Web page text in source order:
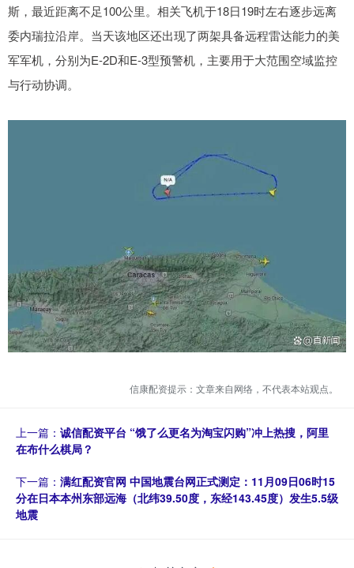
斯，最近距离不足100公里。相关飞机于18日19时左右逐步远离
委内瑞拉沿岸。当天该地区还出现了两架具备远程雷达能力的美
军军机，分别为E-2D和E-3型预警机，主要用于大范围空域监控
与行动协调。
信康配资提示：文章来自网络，不代表本站观点。
上一篇： 诚信配资平台 “饿了么更名为淘宝闪购”冲上热搜，阿里
在布什么棋局？
下一篇： 满红配资官网 中国地震台网正式测定：11月09日06时15
分在日本本州东部远海（北纬39.50度，东经143.45度）发生5.5级
地震